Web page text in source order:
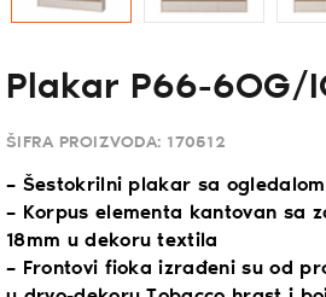
Plakar P66-6OG/
ŠIFRA PROIZVODA: 170512
– Šestokrilni plakar sa
– Korpus elementa kantovan sa
18mm u dekoru textila
– Frontovi fioka izrađeni su od